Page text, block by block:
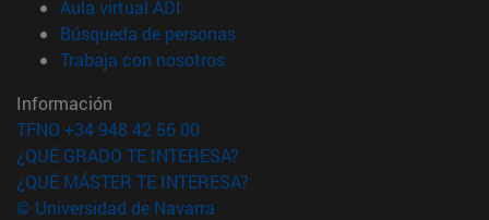
Aula virtual ADI
Búsqueda de personas(abre en nueva ventana)
Trabaja con nosotros(abre en nueva ventana)
Información
TFNO +34 948 42 56 00
¿QUÉ GRADO TE INTERESA?
¿QUÉ MÁSTER TE INTERESA?
© Universidad de Navarra